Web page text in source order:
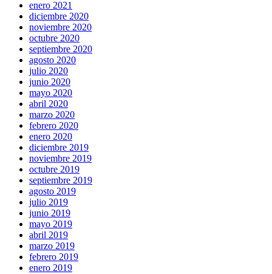
enero 2021
diciembre 2020
noviembre 2020
octubre 2020
septiembre 2020
agosto 2020
julio 2020
junio 2020
mayo 2020
abril 2020
marzo 2020
febrero 2020
enero 2020
diciembre 2019
noviembre 2019
octubre 2019
septiembre 2019
agosto 2019
julio 2019
junio 2019
mayo 2019
abril 2019
marzo 2019
febrero 2019
enero 2019